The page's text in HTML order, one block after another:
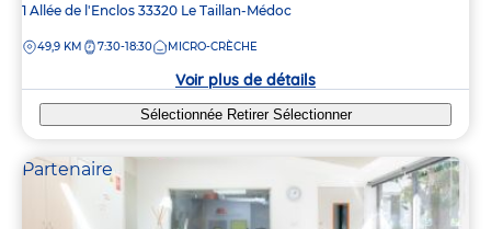
Adresse
la
1 Allée de l'Enclos 33320 Le Taillan-Médoc
DISTANCE
49,9 KM 7:30-18:30 MICRO-CRÈCHE
Voir plus de détails
Sélectionnée Retirer Sélectionner
Partenaire